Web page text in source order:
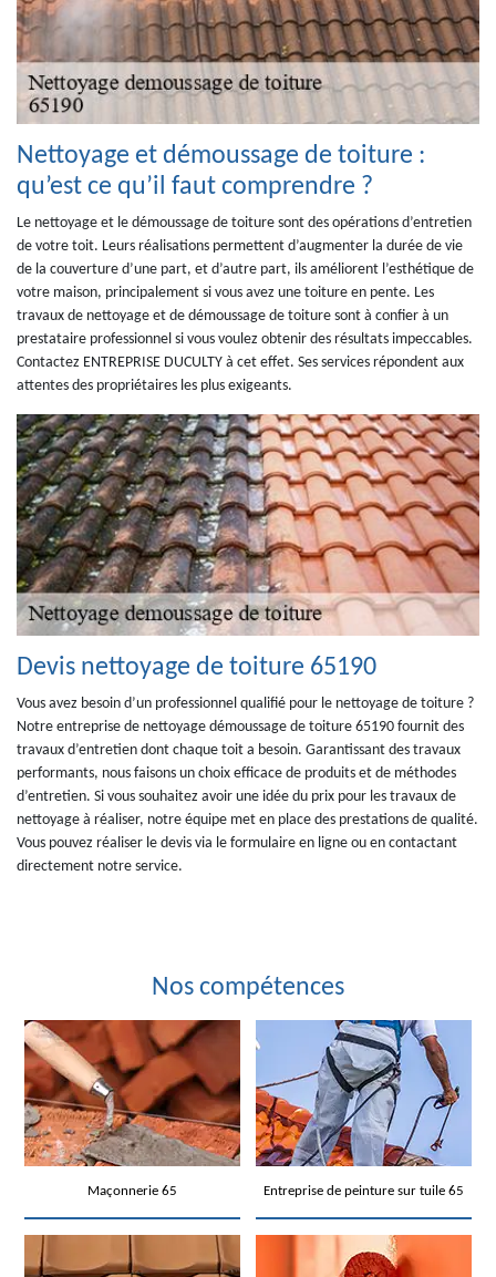
Nettoyage et démoussage de toiture :
qu’est ce qu’il faut comprendre ?
Le nettoyage et le démoussage de toiture sont des opérations d’entretien
de votre toit. Leurs réalisations permettent d’augmenter la durée de vie
de la couverture d’une part, et d’autre part, ils améliorent l’esthétique de
votre maison, principalement si vous avez une toiture en pente. Les
travaux de nettoyage et de démoussage de toiture sont à confier à un
prestataire professionnel si vous voulez obtenir des résultats impeccables.
Contactez ENTREPRISE DUCULTY à cet effet. Ses services répondent aux
attentes des propriétaires les plus exigeants.
Devis nettoyage de toiture 65190
Vous avez besoin d’un professionnel qualifié pour le nettoyage de toiture ?
Notre entreprise de nettoyage démoussage de toiture 65190 fournit des
travaux d’entretien dont chaque toit a besoin. Garantissant des travaux
performants, nous faisons un choix efficace de produits et de méthodes
d’entretien. Si vous souhaitez avoir une idée du prix pour les travaux de
nettoyage à réaliser, notre équipe met en place des prestations de qualité.
Vous pouvez réaliser le devis via le formulaire en ligne ou en contactant
directement notre service.
Nos compétences
Maçonnerie 65 Entreprise de peinture sur tuile 65